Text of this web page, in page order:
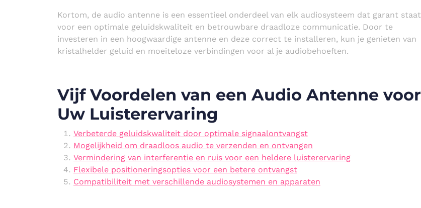
Kortom, de audio antenne is een essentieel onderdeel van elk audiosysteem dat garant staat
voor een optimale geluidskwaliteit en betrouwbare draadloze communicatie. Door te
investeren in een hoogwaardige antenne en deze correct te installeren, kun je genieten van
kristalhelder geluid en moeiteloze verbindingen voor al je audiobehoeften.
Vijf Voordelen van een Audio Antenne voor
Uw Luisterervaring
Verbeterde geluidskwaliteit door optimale signaalontvangst
Mogelijkheid om draadloos audio te verzenden en ontvangen
Vermindering van interferentie en ruis voor een heldere luisterervaring
Flexibele positioneringsopties voor een betere ontvangst
Compatibiliteit met verschillende audiosystemen en apparaten